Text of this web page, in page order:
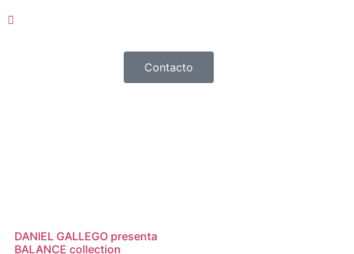
Contacto
DANIEL GALLEGO presenta
BALANCE collection